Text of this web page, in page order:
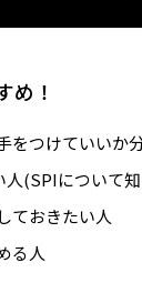
め！
をつけていいか
人(SPIについて
ておきたい人
る人